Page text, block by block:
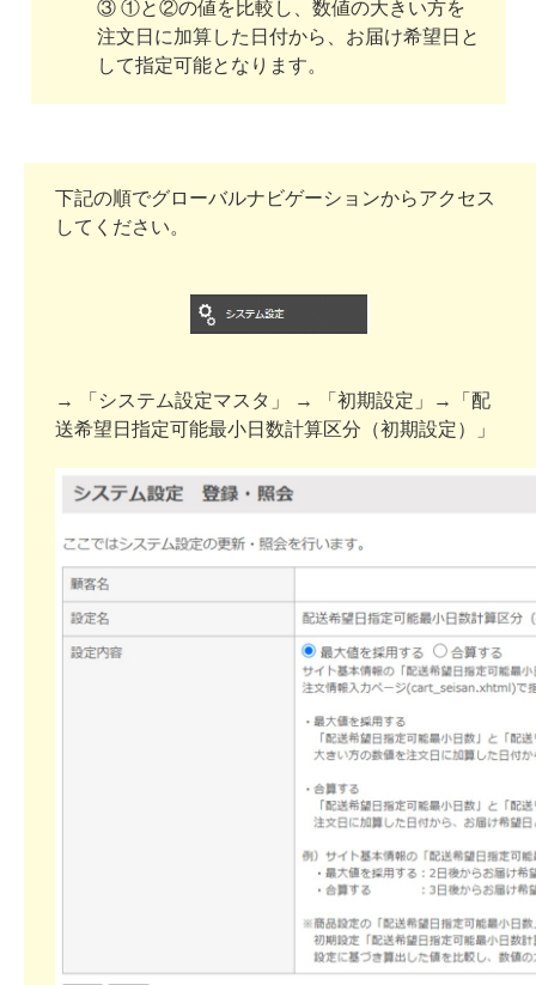
③ ①と②の値を比較し、数値の大きい方を
注文日に加算した日付から、お届け希望日と
して指定可能となります。
下記の順でグローバルナビゲーションからアクセス
してください。
→ 「システム設定マスタ」 → 「初期設定」→「配
送希望日指定可能最小日数計算区分（初期設定）」